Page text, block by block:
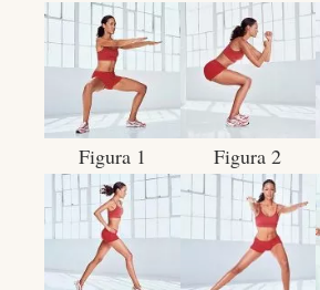
Figura 1 Figura 2